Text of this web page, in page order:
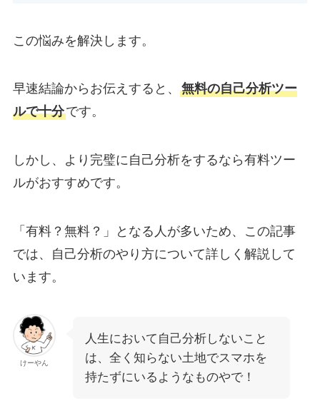
この悩みを解決します。
早速結論からお伝えすると、 無料の自己分析ツー
ルで十分です。
しかし、より完璧に自己分析をするなら有料ツー
ルがおすすめです。
「有料？無料？」となる人が多いため、この記事
では、自己分析のやり方について詳しく解説して
います。
けーやん
人生において自己分析しないこと
は、全く知らない土地でスマホを
持たずにいるようなものやで！